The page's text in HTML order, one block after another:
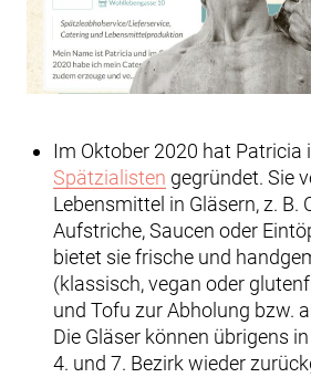
Im Oktober 2020 hat Patricia
Spätzialisten gegründet. Sie
Lebensmittel in Gläsern, z. B.
Aufstriche, Saucen oder
bietet sie frische und
(klassisch, vegan oder
und Tofu zur Abholung bzw.
Die Gläser können übrigens
4. und 7. Bezirk wieder